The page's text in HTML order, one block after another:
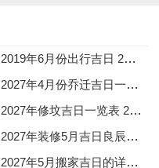
2019年6月份出行吉日 2027年6月出行吉日一览表
2027年4月份乔迁吉日一览表 2027年4月乔迁吉日吉时查询
2027年修坟吉日一览表 2027年农历2月修坟吉日一览表
2027年装修5月吉日良辰查询表 2027年农历5月装修吉日一览表
2027年5月搬家吉日的详细解释 2027年5月搬家吉日吉时查询